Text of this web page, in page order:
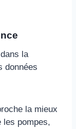
la
données
la mieux
les pompes,